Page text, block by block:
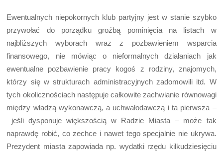
Ewentualnych niepokornych klub partyjny jest w stanie szybko
przywołać do porządku groźbą pominięcia na listach w
najbliższych wyborach wraz z pozbawieniem wsparcia
finansowego, nie mówiąc o nieformalnych działaniach jak
ewentualne pozbawienie pracy kogoś z rodziny, znajomych,
którzy się w strukturach administracyjnych zadomowili itd. W
tych okolicznościach następuje całkowite zachwianie równowagi
między władzą wykonawczą, a uchwałodawczą i ta pierwsza –
jeśli dysponuje większością w Radzie Miasta – może tak
naprawdę robić, co zechce i nawet tego specjalnie nie ukrywa.
Prezydent miasta zapowiada np. wydatki rzędu kilkudziesięciu